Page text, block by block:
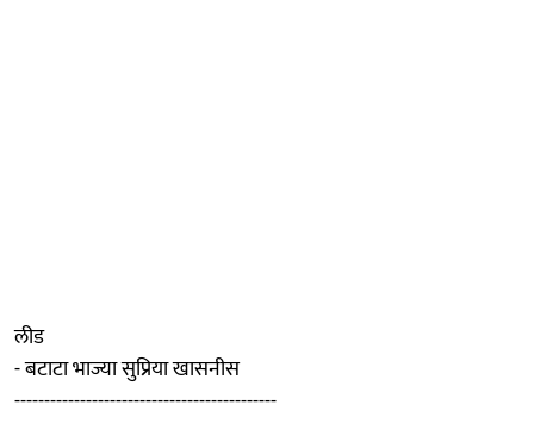
लीड
- बटाटा भाज्या सुप्रिया खासनीस
--------------------------------------------